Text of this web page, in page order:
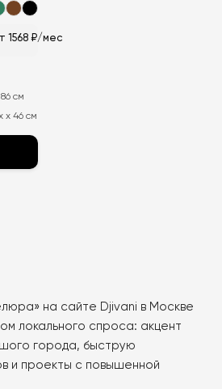
1568 ₽/мес
см
x 46 см
на сайте Djivani в Москве
локального спроса: акцент
города, быструю
и проекты с повышенной